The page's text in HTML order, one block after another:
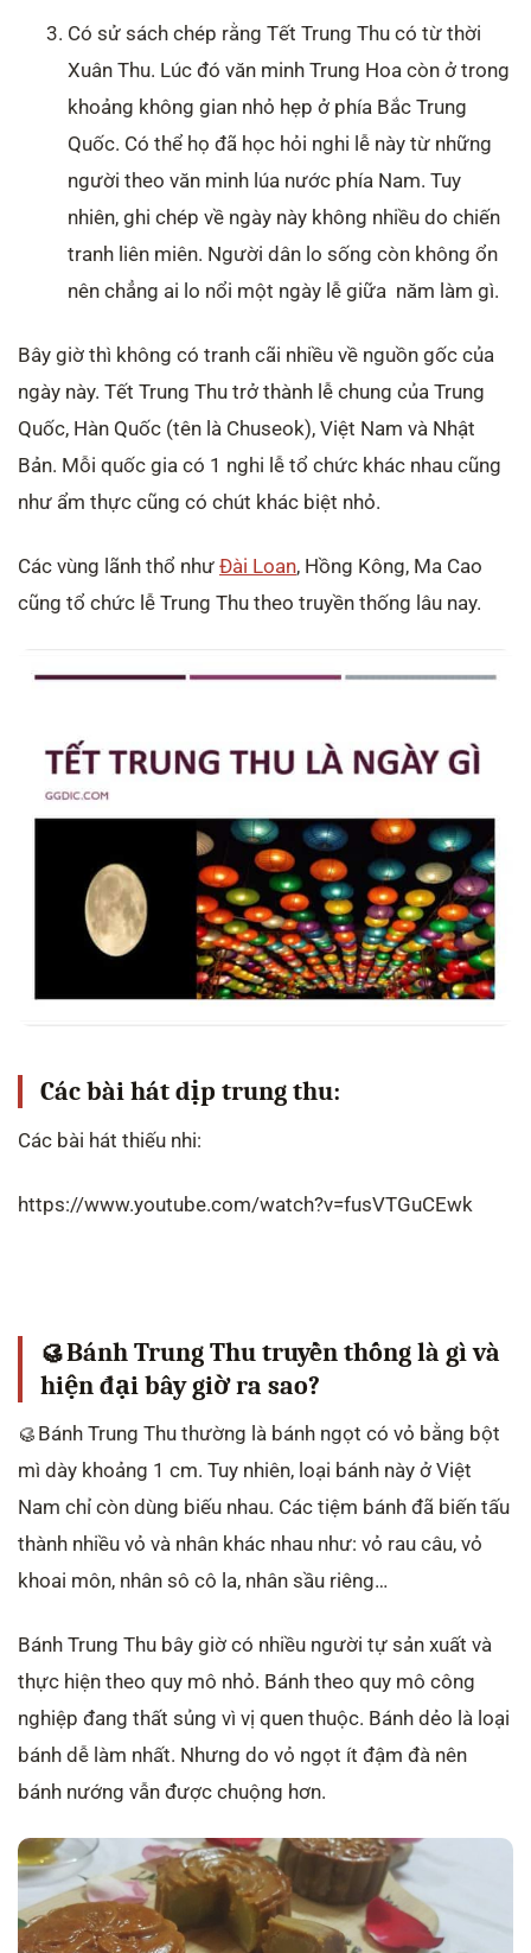
Có sử sách chép rằng Tết Trung Thu có từ thời
Xuân Thu. Lúc đó văn minh Trung Hoa còn ở trong
khoảng không gian nhỏ hẹp ở phía Bắc Trung
Quốc. Có thể họ đã học hỏi nghi lễ này từ những
người theo văn minh lúa nước phía Nam. Tuy
nhiên, ghi chép về ngày này không nhiều do chiến
tranh liên miên. Người dân lo sống còn không ổn
nên chẳng ai lo nổi một ngày lễ giữa năm làm gì.
Bây giờ thì không có tranh cãi nhiều về nguồn gốc của
ngày này. Tết Trung Thu trở thành lễ chung của Trung
Quốc, Hàn Quốc (tên là Chuseok), Việt Nam và Nhật
Bản. Mỗi quốc gia có 1 nghi lễ tổ chức khác nhau cũng
như ẩm thực cũng có chút khác biệt nhỏ.
Các vùng lãnh thổ như Đài Loan, Hồng Kông, Ma Cao
cũng tổ chức lễ Trung Thu theo truyền thống lâu nay.
Các bài hát dịp trung thu:
Các bài hát thiếu nhi:
https://www.youtube.com/watch?v=fusVTGuCEwk
🥮Bánh Trung Thu truyền thống là gì và
hiện đại bây giờ ra sao?
🥮Bánh Trung Thu thường là bánh ngọt có vỏ bằng bột
mì dày khoảng 1 cm. Tuy nhiên, loại bánh này ở Việt
Nam chỉ còn dùng biếu nhau. Các tiệm bánh đã biến tấu
thành nhiều vỏ và nhân khác nhau như: vỏ rau câu, vỏ
khoai môn, nhân sô cô la, nhân sầu riêng…
Bánh Trung Thu bây giờ có nhiều người tự sản xuất và
thực hiện theo quy mô nhỏ. Bánh theo quy mô công
nghiệp đang thất sủng vì vị quen thuộc. Bánh dẻo là loại
bánh dễ làm nhất. Nhưng do vỏ ngọt ít đậm đà nên
bánh nướng vẫn được chuộng hơn.